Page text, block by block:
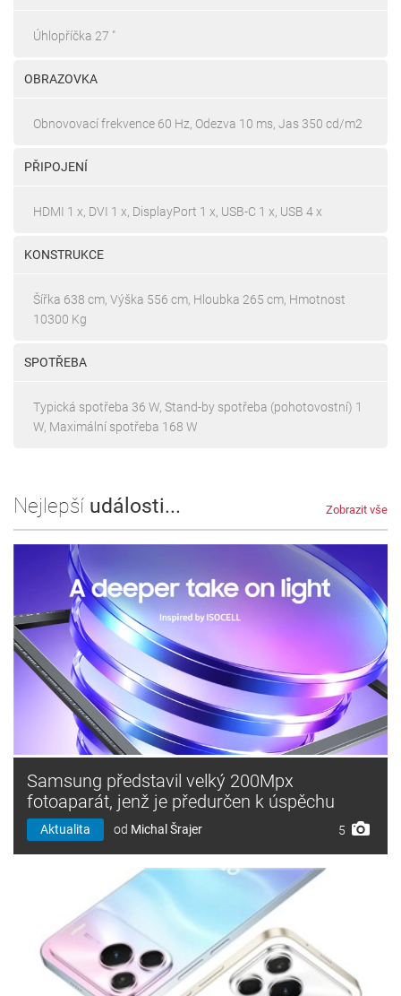
Úhlopříčka 27 "
OBRAZOVKA
Obnovovací frekvence 60 Hz, Odezva 10 ms, Jas 350 cd/m2
PŘIPOJENÍ
HDMI 1 x, DVI 1 x, DisplayPort 1 x, USB-C 1 x, USB 4 x
KONSTRUKCE
Šířka 638 cm, Výška 556 cm, Hloubka 265 cm, Hmotnost
10300 Kg
SPOTŘEBA
Typická spotřeba 36 W, Stand-by spotřeba (pohotovostní) 1
W, Maximální spotřeba 168 W
Nejlepší události... Zobrazit vše
Samsung představil velký 200Mpx
fotoaparát, jenž je předurčen k úspěchu
Aktualita od Michal Šrajer 5